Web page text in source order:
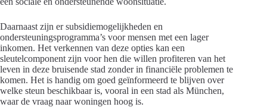
Daarnaast zijn er subsidiemogelijkheden en
ondersteuningsprogramma’s voor mensen met een lager
inkomen. Het verkennen van deze opties kan een
sleutelcomponent zijn voor hen die willen profiteren van het
leven in deze bruisende stad zonder in financiële problemen te
komen. Het is handig om goed geïnformeerd te blijven over
welke steun beschikbaar is, vooral in een stad als München,
waar de vraag naar woningen hoog is.